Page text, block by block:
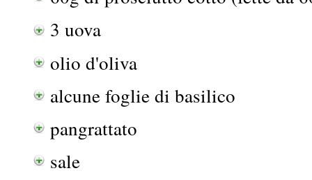
3 uova
olio d'oliva
alcune foglie di basilico
pangrattato
sale